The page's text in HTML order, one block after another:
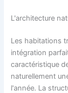
L'architecture
Les habitations
intégration
caractéristique
naturellement
l'année. La